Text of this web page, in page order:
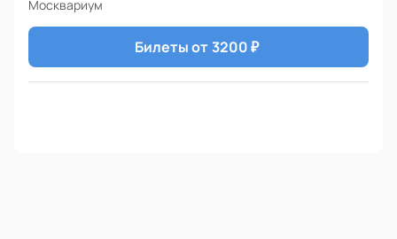
Москвариум
Билеты от 3200₽